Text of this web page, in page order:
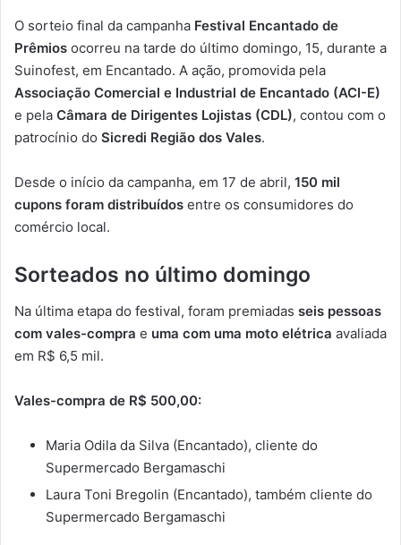
O sorteio final da campanha Festival Encantado de
Prêmios ocorreu na tarde do último domingo, 15, durante a
Suinofest, em Encantado. A ação, promovida pela
Associação Comercial e Industrial de Encantado (ACI-E)
e pela Câmara de Dirigentes Lojistas (CDL), contou com o
patrocínio do Sicredi Região dos Vales.
Desde o início da campanha, em 17 de abril, 150 mil
cupons foram distribuídos entre os consumidores do
comércio local.
Sorteados no último domingo
Na última etapa do festival, foram premiadas seis pessoas
com vales-compra e uma com uma moto elétrica avaliada
em R$ 6,5 mil.
Vales-compra de R$ 500,00:
Maria Odila da Silva (Encantado), cliente do
Supermercado Bergamaschi
Laura Toni Bregolin (Encantado), também cliente do
Supermercado Bergamaschi